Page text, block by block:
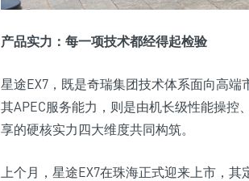
产品实力：每一项技术都经得起检验
星途EX7，既是奇瑞集团技术体系面向高
其APEC服务能力，则是由机长级性能操
享的硬核实力四大维度共同构筑。
上个月，星途EX7在珠海正式迎来上市，其